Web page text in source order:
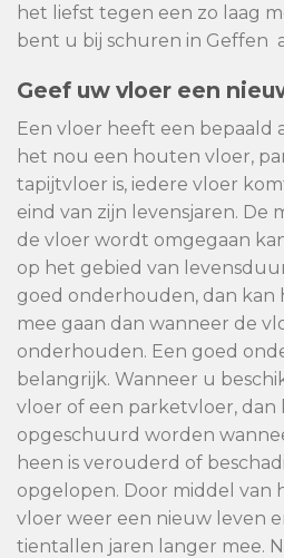
het liefst tegen een zo laag
bent u bij schuren in Geffen
Geef uw vloer een
Een vloer heeft een bepaald
het nou een houten vloer,
tapijtvloer is, iedere vloer
eind van zijn levensjaren. De
de vloer wordt omgegaan
op het gebied van
goed onderhouden, dan kan
mee gaan dan wanneer de
onderhouden. Een goed
belangrijk. Wanneer u
vloer of een parketvloer, dan
opgeschuurd worden
heen is verouderd of
opgelopen. Door middel van
vloer weer een nieuw leven
tientallen jaren langer mee.